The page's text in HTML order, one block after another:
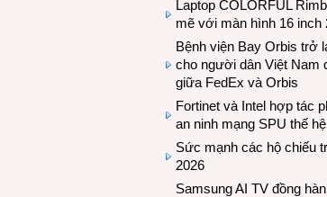
Laptop COLORFUL
mẽ với màn hình 16 inch
Bệnh viện Bay Orbis trở
cho người dân Việt Nam
giữa FedEx và Orbis
Fortinet và Intel hợp tác
an ninh mạng SPU thế
Sức mạnh các hộ chiếu
2026
Samsung AI TV đồng